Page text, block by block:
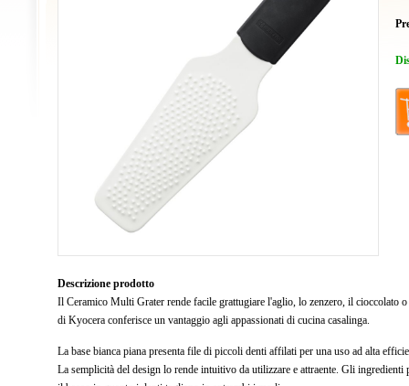
Descrizione prodotto
Il Ceramico Multi Grater rende facile grattugiare l'aglio, lo zenzero, il cioccolato
di Kyocera conferisce un vantaggio agli appassionati di cucina casalinga.
La base bianca piana presenta file di piccoli denti affilati per una uso ad alta
La semplicità del design lo rende intuitivo da utilizzare e attraente. Gli